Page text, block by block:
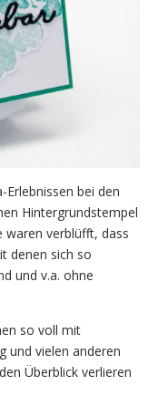
bei den
Hintergrundstempel
verblüfft, dass
denen sich so
und v.a. ohne
so voll mit
und vielen anderen
Überblick verlieren